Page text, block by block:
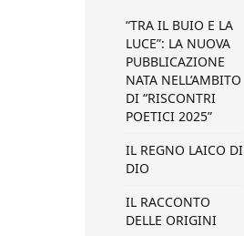
“TRA IL BUIO E LA
LUCE”: LA NUOVA
PUBBLICAZIONE
NATA NELL’AMBITO
DI “RISCONTRI
POETICI 2025”
IL REGNO LAICO DI
DIO
IL RACCONTO
DELLE ORIGINI